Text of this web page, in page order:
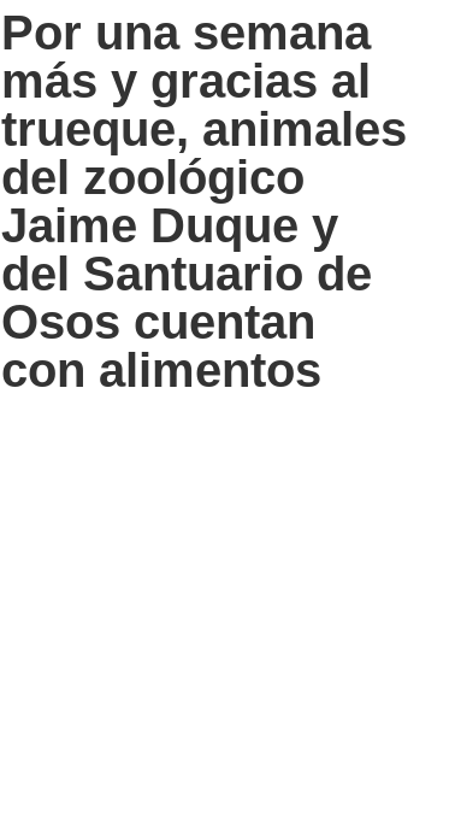
Por una semana
más y gracias al
trueque, animales
del zoológico
Jaime Duque y
del Santuario de
Osos cuentan
con alimentos